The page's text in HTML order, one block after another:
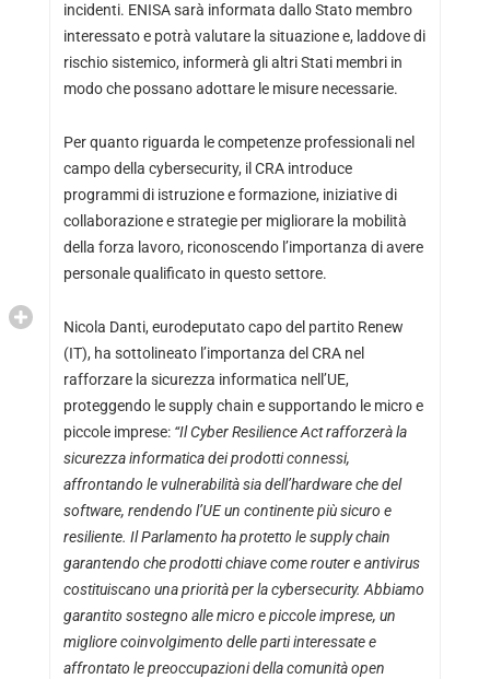
incidenti. ENISA sarà informata dallo Stato membro
interessato e potrà valutare la situazione e, laddove di
rischio sistemico, informerà gli altri Stati membri in
modo che possano adottare le misure necessarie.
Per quanto riguarda le competenze professionali nel
campo della cybersecurity, il CRA introduce
programmi di istruzione e formazione, iniziative di
collaborazione e strategie per migliorare la mobilità
della forza lavoro, riconoscendo l’importanza di avere
personale qualificato in questo settore.
Nicola Danti, eurodeputato capo del partito Renew
(IT), ha sottolineato l’importanza del CRA nel
rafforzare la sicurezza informatica nell’UE,
proteggendo le supply chain e supportando le micro e
piccole imprese: “Il Cyber ​​Resilience Act rafforzerà la
sicurezza informatica dei prodotti connessi,
affrontando le vulnerabilità sia dell’hardware che del
software, rendendo l’UE un continente più sicuro e
resiliente. Il Parlamento ha protetto le supply chain
garantendo che prodotti chiave come router e antivirus
costituiscano una priorità per la cybersecurity. Abbiamo
garantito sostegno alle micro e piccole imprese, un
migliore coinvolgimento delle parti interessate e
affrontato le preoccupazioni della comunità open